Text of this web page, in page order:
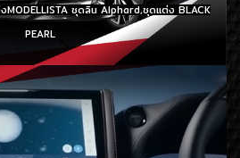
MODELLISTA ชุดลิน Alphard,ชุดแต่ง BLACK
PEARL